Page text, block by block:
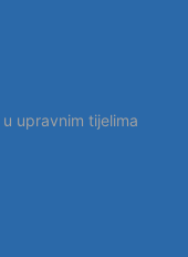
u upravnim tijelima